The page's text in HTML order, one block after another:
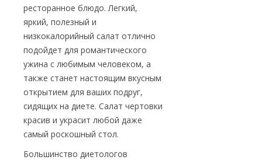
ресторанное блюдо. Легкий,
яркий, полезный и
низкокалорийный салат отлично
подойдет для романтического
ужина с любимым человеком, а
также станет настоящим вкусным
открытием для ваших подруг,
сидящих на диете. Салат чертовки
красив и украсит любой даже
самый роскошный стол.
Большинство диетологов